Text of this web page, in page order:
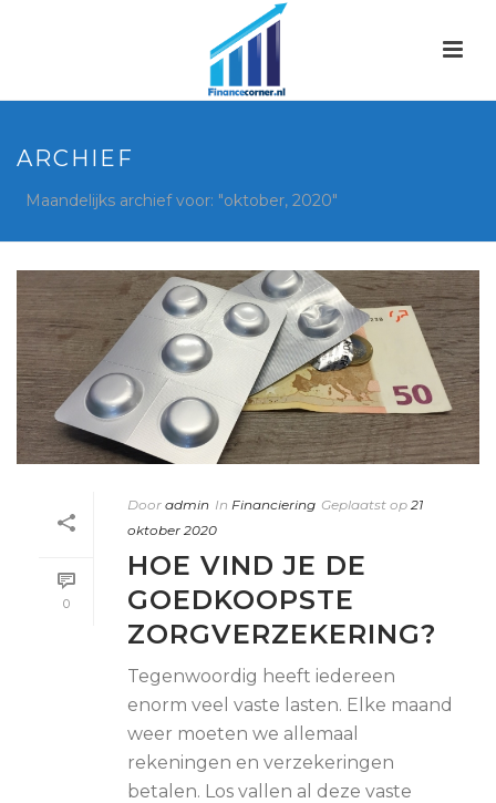
ARCHIEF
Maandelijks archief voor: "oktober, 2020"
0
Door admin In Financiering Geplaatst op 21
oktober 2020
HOE VIND JE DE
GOEDKOOPSTE
ZORGVERZEKERING?
Tegenwoordig heeft iedereen
enorm veel vaste lasten. Elke maand
weer moeten we allemaal
rekeningen en verzekeringen
betalen. Los vallen al deze vaste